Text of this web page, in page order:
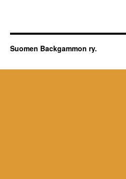
Suomen Backgammon ry.